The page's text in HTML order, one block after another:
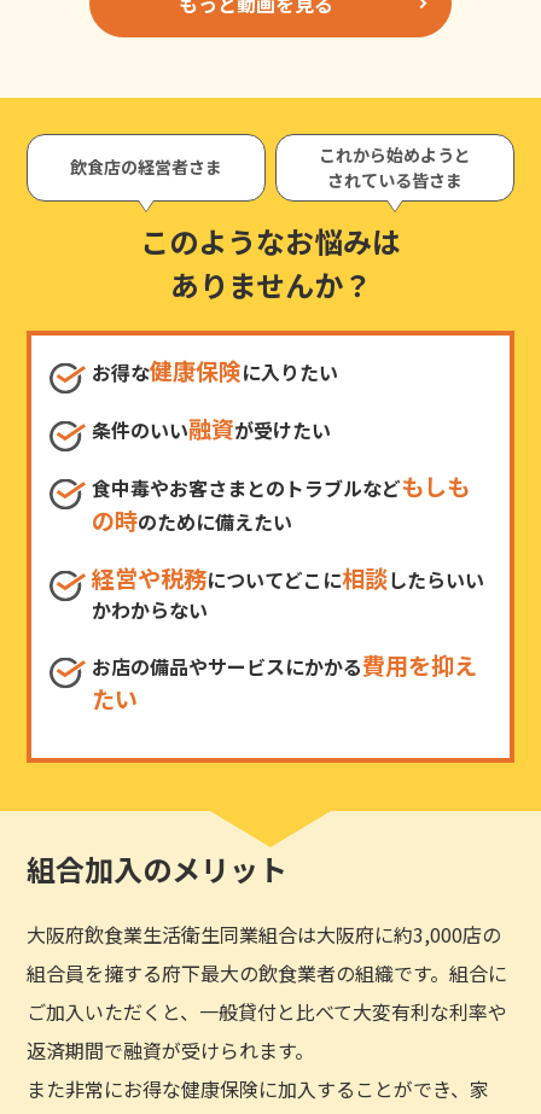
飲食店の経営者さま
これから始めようと
されている皆さま
このようなお悩みは
ありませんか？
お得な健康保険に入りたい
条件のいい融資が受けたい
食中毒やお客さまとのトラブルなどもしも
の時のために備えたい
経営や税務についてどこに相談したらいい
かわからない
お店の備品やサービスにかかる費用を抑え
たい
組合加入のメリット
大阪府飲食業生活衛生同業組合は大阪府に約3,000店の
組合員を擁する府下最大の飲食業者の組織です。組合に
ご加入いただくと、一般貸付と比べて大変有利な利率や
返済期間で融資が受けられます。
また非常にお得な健康保険に加入することができ、家